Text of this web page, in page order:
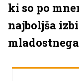
ki so po
najboljša